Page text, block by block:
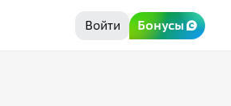
Войти Бонусы